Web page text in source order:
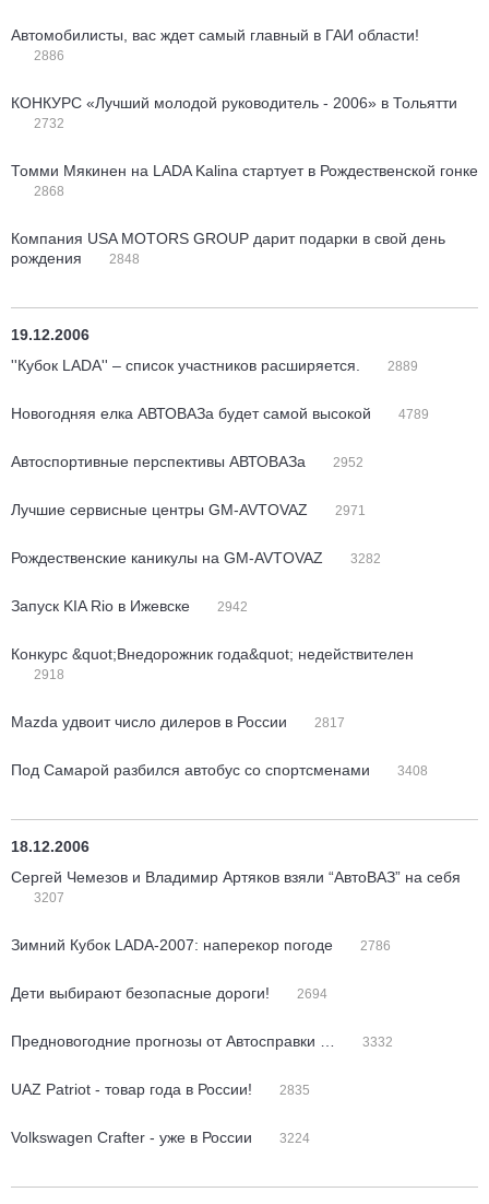
Автомобилисты, вас ждет самый главный в ГАИ области!
2886
КОНКУРС «Лучший молодой руководитель - 2006» в Тольятти
2732
Томми Мякинен на LADA Kalina стартует в Рождественской гонке
2868
Компания USA MOTORS GROUP дарит подарки в свой день
рождения
2848
19.12.2006
''Кубок LADA'' – список участников расширяется.
2889
Новогодняя елка АВТОВАЗа будет самой высокой 4789
Автоспортивные перспективы АВТОВАЗа 2952
Лучшие сервисные центры GM-AVTOVAZ 2971
Рождественские каникулы на GM-AVTOVAZ 3282
Запуск KIA Rio в Ижевске 2942
Конкурс &quot;Внедорожник года&quot; недействителен
2918
Mazda удвоит число дилеров в России 2817
Под Самарой разбился автобус со спортсменами 3408
18.12.2006
Сергей Чемезов и Владимир Артяков взяли “АвтоВАЗ” на себя
3207
Зимний Кубок LADA-2007: наперекор погоде 2786
Дети выбирают безопасные дороги! 2694
Предновогодние прогнозы от Автосправки … 3332
UAZ Patriot - товар года в России! 2835
Volkswagen Crafter - уже в России 3224